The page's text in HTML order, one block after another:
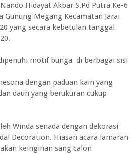
Hidayat Akbar S.Pd Putra Ke-6
Gunung Megang Kecamatan Jarai
yang secara kebetulan tanggal
motif bunga di berbagai sisi
dengan paduan kain yang
daun yang berukuran cukup
Winda senada dengan dekorasi
Decoration. Hiasan acara lamaran
keinginan sang calon